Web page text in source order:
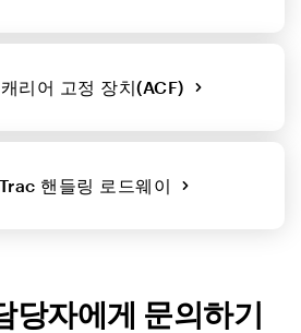
리어 고정 장치(ACF)
핸들링 로드웨이
당자에게 문의하기